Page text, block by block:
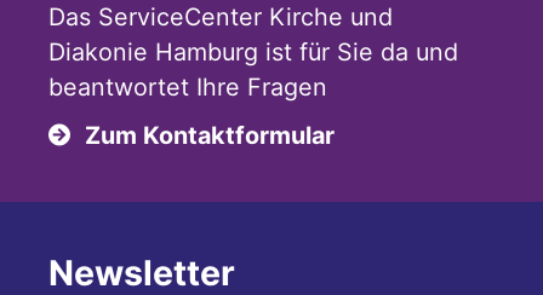
Das ServiceCenter Kirche und
Diakonie Hamburg ist für Sie da und
beantwortet Ihre Fragen
Zum Kontaktformular
Newsletter